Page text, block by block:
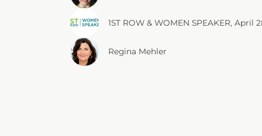
1ST ROW & WOMEN SPEAKER
Regina Mehler
, April